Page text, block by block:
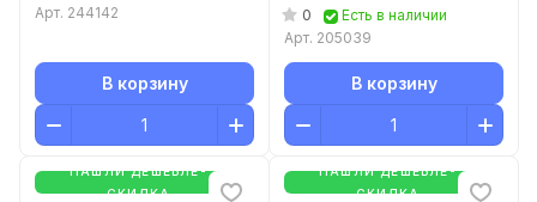
Арт. 244142
В корзину
0
Есть в наличии
Арт. 205039
В корзину
НАШЛИ ДЕШЕВЛЕ-
СКИДКА
НАШЛИ ДЕШЕВЛЕ-
СКИДКА